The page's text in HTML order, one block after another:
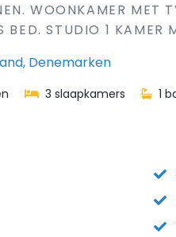
WOONKAMER MET
BED. STUDIO 1 KAMER
Denemarken
3 slaapkamers 1